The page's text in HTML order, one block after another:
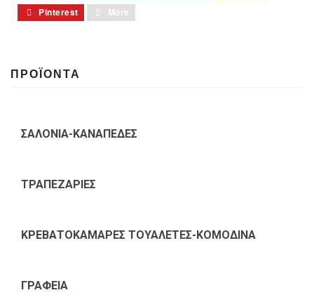
Pinterest
More
ΠΡΟΪΟΝΤΑ
ΣΑΛΟΝΙΑ-ΚΑΝΑΠΕΔΕΣ
ΤΡΑΠΕΖΑΡΙΕΣ
ΚΡΕΒΑΤΟΚΑΜΑΡΕΣ ΤΟΥΑΛΕΤΕΣ-ΚΟΜΟΔΙΝΑ
ΓΡΑΦΕΙΑ